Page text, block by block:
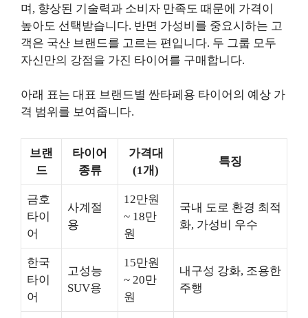
며, 향상된 기술력과 소비자 만족도 때문에 가격이
높아도 선택받습니다. 반면 가성비를 중요시하는 고
객은 국산 브랜드를 고르는 편입니다. 두 그룹 모두
자신만의 강점을 가진 타이어를 구매합니다.
아래 표는 대표 브랜드별 싼타페용 타이어의 예상 가
격 범위를 보여줍니다.
브랜
드
타이어
종류
가격대
(1개)
특징
금호
타이
어
사계절
용
12만원
~ 18만
원
국내 도로 환경 최적
화, 가성비 우수
한국
타이
어
고성능
SUV용
15만원
~ 20만
원
내구성 강화, 조용한
주행